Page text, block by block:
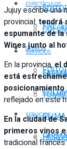
SERVICIOS
CLIMA
ESPECTÁCULOS
FNE
OPINIÓN
SERVICIOS
Jujuy escribe una
provincial:tendrá
espumante de
Wines junto al
En la provincia,el
está
reflejado en este
En la ciudad de
primeros vinos
tradicional francés